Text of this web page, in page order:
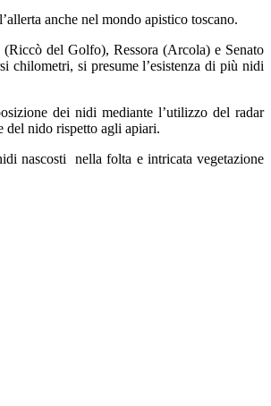
anche nel mondo apistico toscano.
del Golfo), Ressora (Arcola) e Senato
chilometri, si presume l’esistenza di più nidi
dei nidi mediante l’utilizzo del radar
del nido rispetto agli apiari.
nascosti nella folta e intricata vegetazione